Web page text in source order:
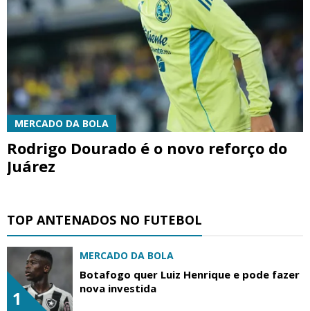
MERCADO DA BOLA
Rodrigo Dourado é o novo reforço do
Juárez
TOP ANTENADOS NO FUTEBOL
1
MERCADO DA BOLA
Botafogo quer Luiz Henrique e pode fazer
nova investida